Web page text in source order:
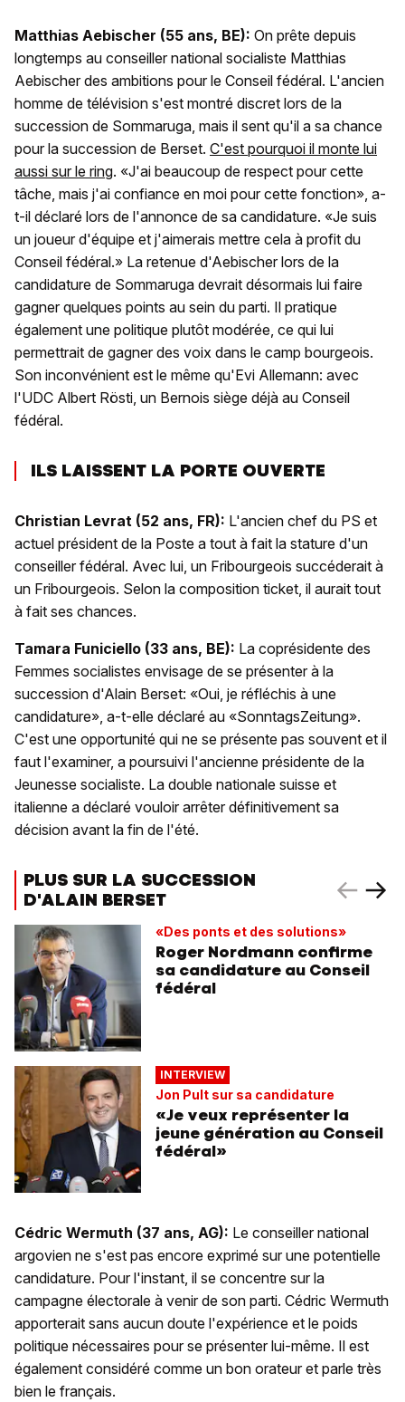
Matthias Aebischer (55 ans, BE): On prête depuis
longtemps au conseiller national socialiste Matthias
Aebischer des ambitions pour le Conseil fédéral. L'ancien
homme de télévision s'est montré discret lors de la
succession de Sommaruga, mais il sent qu'il a sa chance
pour la succession de Berset. C'est pourquoi il monte lui
aussi sur le ring. «J'ai beaucoup de respect pour cette
tâche, mais j'ai confiance en moi pour cette fonction», a-
t-il déclaré lors de l'annonce de sa candidature. «Je suis
un joueur d'équipe et j'aimerais mettre cela à profit du
Conseil fédéral.» La retenue d'Aebischer lors de la
candidature de Sommaruga devrait désormais lui faire
gagner quelques points au sein du parti. Il pratique
également une politique plutôt modérée, ce qui lui
permettrait de gagner des voix dans le camp bourgeois.
Son inconvénient est le même qu'Evi Allemann: avec
l'UDC Albert Rösti, un Bernois siège déjà au Conseil
fédéral.
ILS LAISSENT LA PORTE OUVERTE
Christian Levrat (52 ans, FR): L'ancien chef du PS et
actuel président de la Poste a tout à fait la stature d'un
conseiller fédéral. Avec lui, un Fribourgeois succéderait à
un Fribourgeois. Selon la composition ticket, il aurait tout
à fait ses chances.
Tamara Funiciello (33 ans, BE): La coprésidente des
Femmes socialistes envisage de se présenter à la
succession d'Alain Berset: «Oui, je réfléchis à une
candidature», a-t-elle déclaré au «SonntagsZeitung».
C'est une opportunité qui ne se présente pas souvent et il
faut l'examiner, a poursuivi l'ancienne présidente de la
Jeunesse socialiste. La double nationale suisse et
italienne a déclaré vouloir arrêter définitivement sa
décision avant la fin de l'été.
PLUS SUR LA SUCCESSION
D'ALAIN BERSET
«Des ponts et des solutions»
Roger Nordmann confirme
sa candidature au Conseil
fédéral
INTERVIEW
Jon Pult sur sa candidature
«Je veux représenter la
jeune génération au Conseil
fédéral»
Cédric Wermuth (37 ans, AG): Le conseiller national
argovien ne s'est pas encore exprimé sur une potentielle
candidature. Pour l'instant, il se concentre sur la
campagne électorale à venir de son parti. Cédric Wermuth
apporterait sans aucun doute l'expérience et le poids
politique nécessaires pour se présenter lui-même. Il est
également considéré comme un bon orateur et parle très
bien le français.